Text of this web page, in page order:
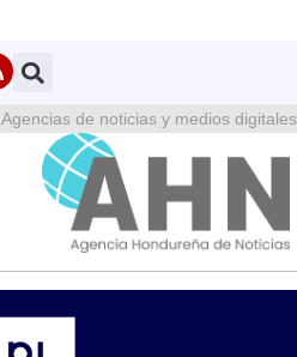
Agencias de noticias y medios digitales